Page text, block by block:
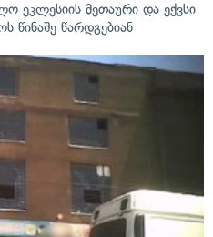
ეკლესიის მეთაური და ექვსი
წინაშე წარდგებიან